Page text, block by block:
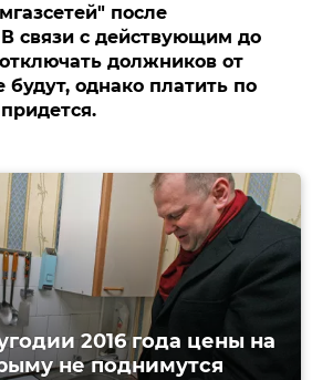
после
связи с действующим до
должников от
будут, однако платить по
2016 года цены на
не поднимутся